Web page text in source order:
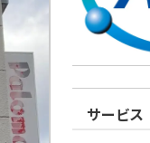
サービス